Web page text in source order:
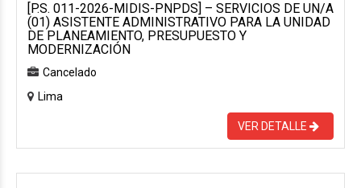
[P.S. 011-2026-MIDIS-PNPDS] – SERVICIOS DE UN/A
(01) ASISTENTE ADMINISTRATIVO PARA LA UNIDAD
DE PLANEAMIENTO, PRESUPUESTO Y
MODERNIZACIÓN
Cancelado
Lima
VER DETALLE